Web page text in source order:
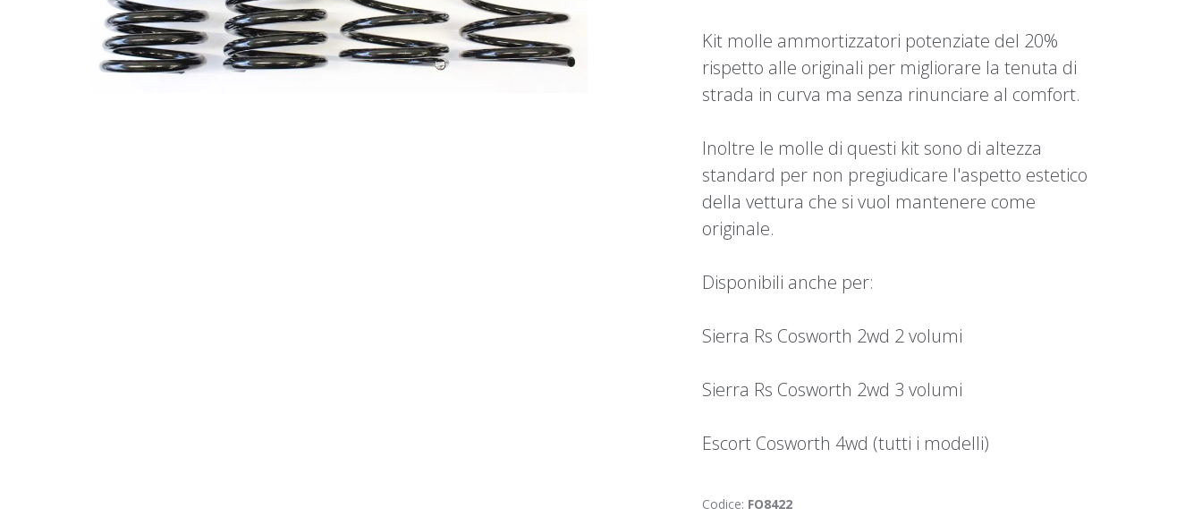
Kit molle ammortizzatori potenziate del 20%
rispetto alle originali per migliorare la tenuta di
strada in curva ma senza rinunciare al comfort.
Inoltre le molle di questi kit sono di altezza
standard per non pregiudicare l'aspetto estetico
della vettura che si vuol mantenere come
originale.
Disponibili anche per:
Sierra Rs Cosworth 2wd 2 volumi
Sierra Rs Cosworth 2wd 3 volumi
Escort Cosworth 4wd (tutti i modelli)
Codice: FO8422